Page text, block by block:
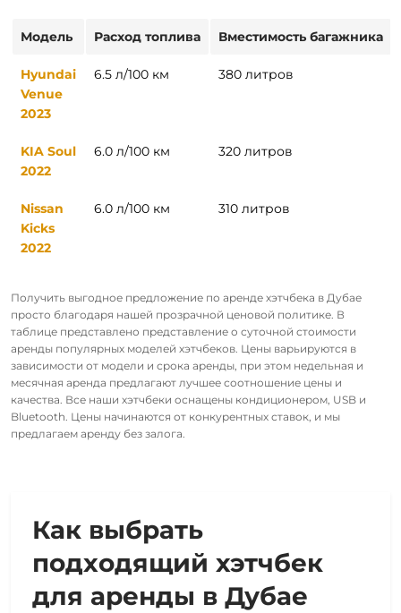
Модель Расход топлива Вместимость багажника
Hyundai
Venue
2023
6.5 л/100 км 380 литров
KIA Soul
2022
6.0 л/100 км 320 литров
Nissan
Kicks
2022
6.0 л/100 км 310 литров
Получить выгодное предложение по аренде хэтчбека в Дубае
просто благодаря нашей прозрачной ценовой политике. В
таблице представлено представление о суточной стоимости
аренды популярных моделей хэтчбеков. Цены варьируются в
зависимости от модели и срока аренды, при этом недельная и
месячная аренда предлагают лучшее соотношение цены и
качества. Все наши хэтчбеки оснащены кондиционером, USB и
Bluetooth. Цены начинаются от конкурентных ставок, и мы
предлагаем аренду без залога.
Как выбрать
подходящий хэтчбек
для аренды в Дубае